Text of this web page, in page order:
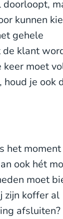
kunnen
gehele
de klant
moet
houd je ook
het
ook hét
moet
zijn koffer al